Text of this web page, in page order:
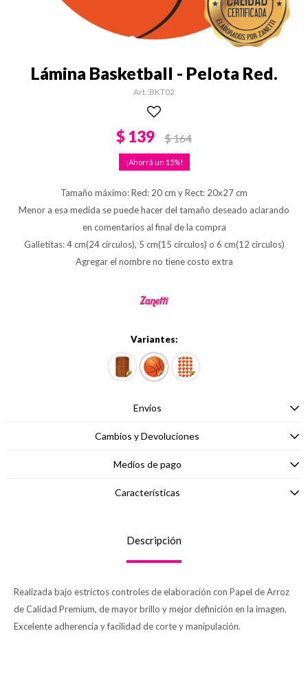
Lámina Basketball - Pelota Red.
BKT02
$ 139 $164
15
Tamaño máximo: Red: 20 cm y Rect: 20x27 cm
Menor a esa medida se puede hacer del tamaño deseado aclarando
en comentarios al final de la compra
Galletitas: 4 cm(24 circulos), 5 cm(15 circulos) o 6 cm(12 circulos)
Agregar el nombre no tiene costo extra
Variantes:
Envíos
Cambios y Devoluciones
Medios de pago
Características
Descripción
Realizada bajo estrictos controles de elaboración con Papel de Arroz
de Calidad Premium, de mayor brillo y mejor definición en la imagen.
Excelente adherencia y facilidad de corte y manipulación.